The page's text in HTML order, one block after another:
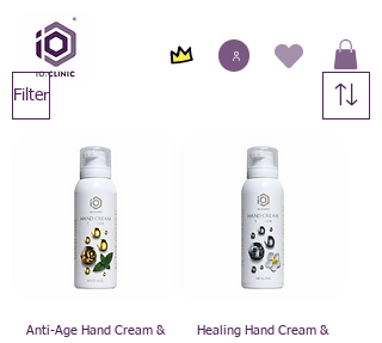
Filter
Anti-Age Hand Cream &
Healing Hand Cream &